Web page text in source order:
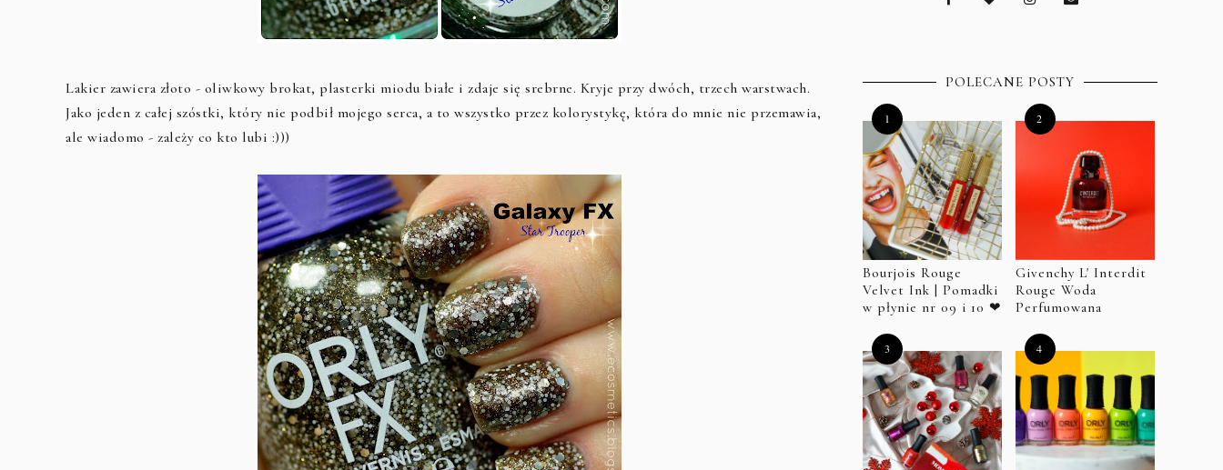
Lakier zawiera złoto - oliwkowy brokat, plasterki miodu białe i zdaje się srebrne. Kryje przy dwóch, trzech warstwach.
Jako jeden z całej szóstki, który nie podbił mojego serca, a to wszystko przez kolorystykę, która do mnie nie przemawia,
ale wiadomo - zależy co kto lubi :)))
POLECANE POSTY
Bourjois Rouge
Velvet Ink | Pomadki
w płynie nr 09 i 10 ❤
Givenchy L' Interdit
Rouge Woda
Perfumowana